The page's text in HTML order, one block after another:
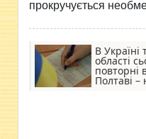
прокручується
В Україні
області
повторні
Полтаві –